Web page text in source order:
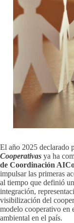
El año 2025 declarado
Cooperativas ya ha
de Coordinación
impulsar las primeras
al tiempo que definió
integración,
visibilización del
modelo cooperativo en
ambiental en el país.